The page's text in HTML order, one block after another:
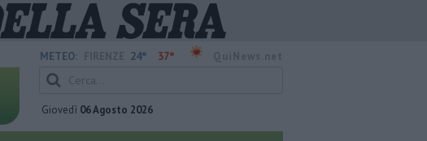
METEO: 24° 37°
Giovedì 06 Agosto 2026